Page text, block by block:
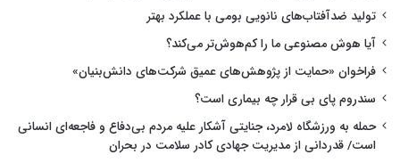
تولید ضدآفتاب‌های نانویی بومی با عملکرد بهتر
آیا هوش مصنوعی ما را کم‌هوش‌تر می‌کند؟
فراخوان «حمایت از پژوهش‌های عمیق شرکت‌های دانش‌بنیان»
سندروم پای بی قرار چه بیماری است؟
حمله به ورزشگاه لامرد، جنایتی آشکار علیه مردم بی‌دفاع و فاجعه‌ای انسانی
است/ قدردانی از مدیریت جهادی کادر سلامت در بحران